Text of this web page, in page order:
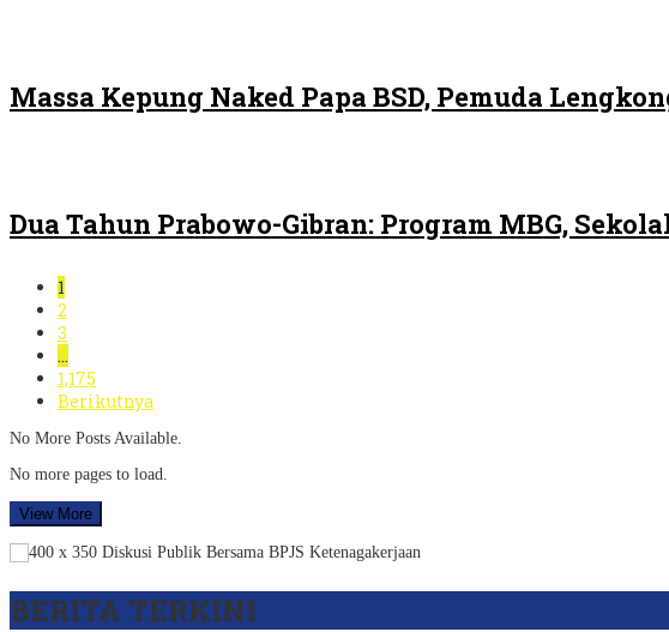
Massa Kepung Naked Papa BSD, Pemuda
Dua Tahun Prabowo-Gibran: Program MBG,
1
2
3
…
1,175
Berikutnya
No More Posts Available.
No more pages to load.
View More
BERITA TERKINI